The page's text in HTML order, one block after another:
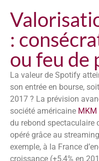
:
ou feu de
La valeur de Spotify
son entrée en bourse,
2017 ? La prévision
société américaine MKM
du rebond spectaculaire
opéré grâce au
exemple, à la France
croissance (+5,4% en